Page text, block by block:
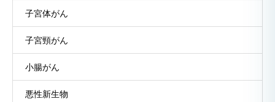
子宮体がん
子宮頸がん
小腸がん
悪性新生物